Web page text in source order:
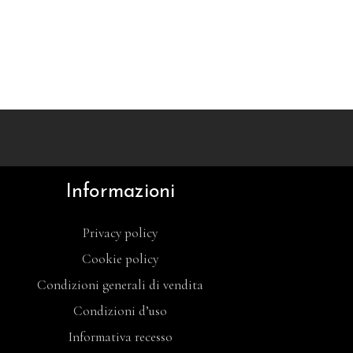
Informazioni
Privacy policy
Cookie policy
Condizioni generali di vendita
Condizioni d’uso
Informativa recesso